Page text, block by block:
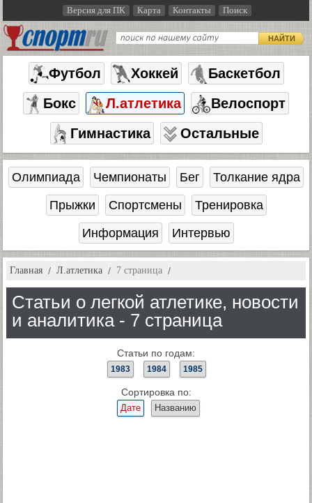
Версия для ПК Карта Контакты Поиск
НАЙТИ
Футбол Хоккей
Баскетбол
Бокс
Л.атлетика
Велоспорт
Гимнастика
Остальные
Олимпиада Чемпионаты Бег
Толкание ядра
Прыжки
Спортсмены
Тренировка
Информация
Интервью
Главная Л.атлетика 7 страница
Статьи о легкой атлетике, новости
и аналитика - 7 страница
Статьи по годам:
1983 1984 1985
Сортировка по:
Дате Названию